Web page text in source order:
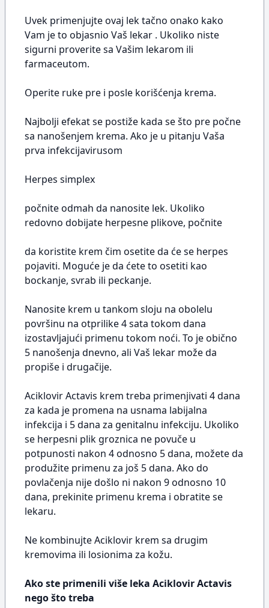
Uvek primenjujte ovaj lek tačno onako kako
Vam je to objasnio Vaš lekar . Ukoliko niste
sigurni proverite sa Vašim lekarom ili
farmaceutom.
Operite ruke pre i posle korišćenja krema.
Najbolji efekat se postiže kada se što pre počne
sa nanošenjem krema. Ako je u pitanju Vaša
prva infekcijavirusom
Herpes simplex
počnite odmah da nanosite lek. Ukoliko
redovno dobijate herpesne plikove, počnite
da koristite krem čim osetite da će se herpes
pojaviti. Moguće je da ćete to osetiti kao
bockanje, svrab ili peckanje.
Nanosite krem u tankom sloju na obolelu
površinu na otprilike 4 sata tokom dana
izostavljajući primenu tokom noći. To je obično
5 nanošenja dnevno, ali Vaš lekar može da
propiše i drugačije.
Aciklovir Actavis krem treba primenjivati 4 dana
za kada je promena na usnama labijalna
infekcija i 5 dana za genitalnu infekciju. Ukoliko
se herpesni plik groznica ne povuče u
potpunosti nakon 4 odnosno 5 dana, možete da
produžite primenu za još 5 dana. Ako do
povlačenja nije došlo ni nakon 9 odnosno 10
dana, prekinite primenu krema i obratite se
lekaru.
Ne kombinujte Aciklovir krem sa drugim
kremovima ili losionima za kožu.
Ako ste primenili više leka Aciklovir Actavis
nego što treba